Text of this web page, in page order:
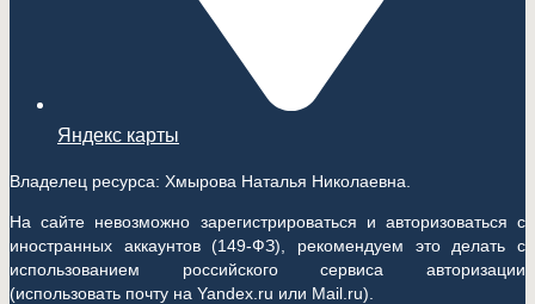
Яндекс карты
Владелец ресурса: Хмырова Наталья Николаевна.
На сайте невозможно зарегистрироваться и авторизоваться с
иностранных аккаунтов (149-ФЗ), рекомендуем это делать с
использованием российского сервиса авторизации
(использовать почту на Yandex.ru или Mail.ru).